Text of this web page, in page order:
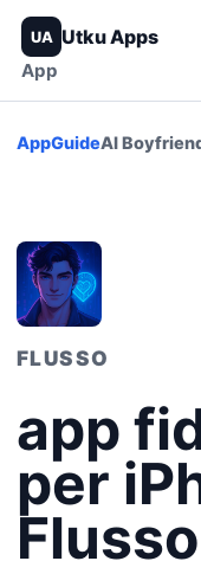
UA Utku Apps
App
AppGuideAI
FLUSSO
app
per
Flusso